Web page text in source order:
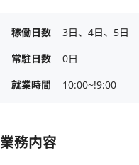
稼働日数
3日、4日、5日
常駐日数
0日
就業時間
10:00~!9:00
業務内容